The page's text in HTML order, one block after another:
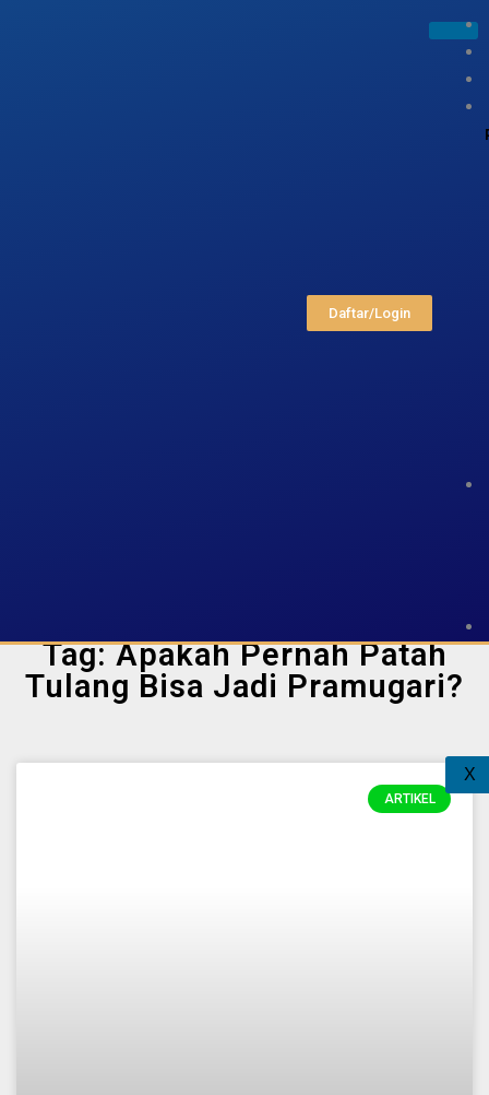
Daftar/Login
X
Tag: Apakah Pernah Patah
Tulang Bisa Jadi Pramugari?
ARTIKEL